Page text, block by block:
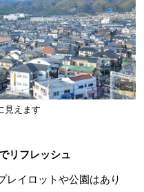
見えます
リフレッシュ
レイロットや公園はあり